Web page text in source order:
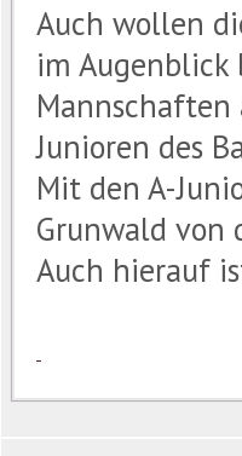
Auch wollen
im
Mannschaften
Junioren des
Mit den A-
Grunwald von
Auch hierauf